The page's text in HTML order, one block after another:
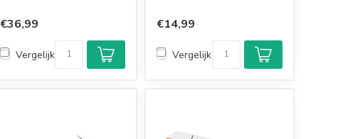
€36,99
Vergelijk
Klantenbeoordeling
9,2/10
Achteraf betalen
mogelijk
€14,99
Vergelijk